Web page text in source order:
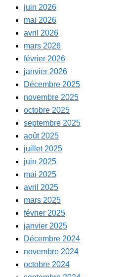
juin 2026
mai 2026
avril 2026
mars 2026
février 2026
janvier 2026
Décembre 2025
novembre 2025
octobre 2025
septembre 2025
août 2025
juillet 2025
juin 2025
mai 2025
avril 2025
mars 2025
février 2025
janvier 2025
Décembre 2024
novembre 2024
octobre 2024